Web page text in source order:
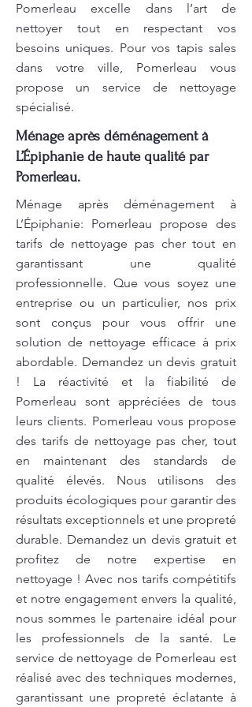
Pomerleau excelle dans l’art de
nettoyer tout en respectant vos
besoins uniques. Pour vos tapis sales
dans votre ville, Pomerleau vous
propose un service de nettoyage
spécialisé.
Ménage après déménagement à
L’Épiphanie de haute qualité par
Pomerleau.
Ménage après déménagement à
L’Épiphanie: Pomerleau propose des
tarifs de nettoyage pas cher tout en
garantissant une qualité
professionnelle. Que vous soyez une
entreprise ou un particulier, nos prix
sont conçus pour vous offrir une
solution de nettoyage efficace à prix
abordable. Demandez un devis gratuit
! La réactivité et la fiabilité de
Pomerleau sont appréciées de tous
leurs clients. Pomerleau vous propose
des tarifs de nettoyage pas cher, tout
en maintenant des standards de
qualité élevés. Nous utilisons des
produits écologiques pour garantir des
résultats exceptionnels et une propreté
durable. Demandez un devis gratuit et
profitez de notre expertise en
nettoyage ! Avec nos tarifs compétitifs
et notre engagement envers la qualité,
nous sommes le partenaire idéal pour
les professionnels de la santé. Le
service de nettoyage de Pomerleau est
réalisé avec des techniques modernes,
garantissant une propreté éclatante à